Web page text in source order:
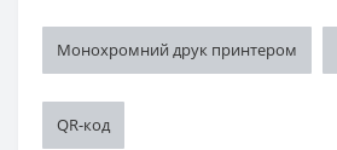
Монохромний друк принтером
QR-код